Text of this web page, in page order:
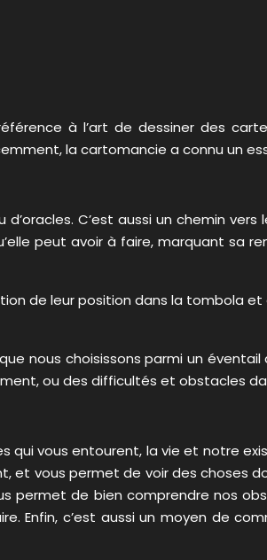
à l’art de dessiner des
la cartomancie a connu un
C’est aussi un chemin vers
peut avoir à faire, marquant sa
de leur position dans la tombola
nous choisissons parmi un
ou des difficultés et obstacles
qui vous entourent, la vie et notre
et vous permet de voir des choses
permet de bien comprendre nos
Enfin, c’est aussi un moyen de